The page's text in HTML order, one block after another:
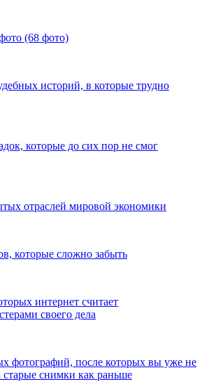
(68 фото)
историй, в которые трудно
которые до сих пор не смог
отраслей мировой экономики
которые сложно забыть
интернет считает
своего дела
фотографий, после которых вы уже не
старые снимки как раньше